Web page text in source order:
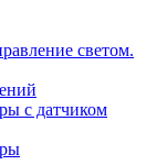
светом.
с датчиком